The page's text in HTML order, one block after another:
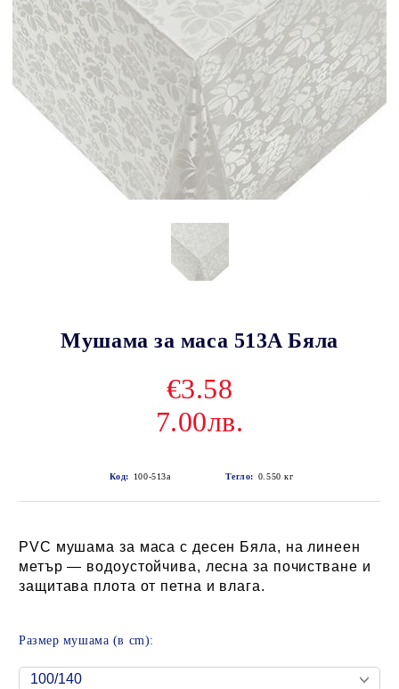
Мушама за маса 513A Бяла
€3.58
7.00лв.
Код: 100-513a Тегло: 0.550 кг
PVC мушама за маса с десен Бяла, на линеен
метър — водоустойчива, лесна за почистване и
защитава плота от петна и влага.
Размер мушама (в cm):